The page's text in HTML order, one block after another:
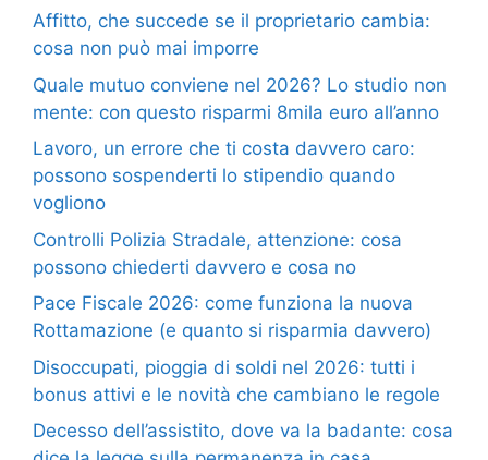
Affitto, che succede se il proprietario cambia:
cosa non può mai imporre
Quale mutuo conviene nel 2026? Lo studio non
mente: con questo risparmi 8mila euro all’anno
Lavoro, un errore che ti costa davvero caro:
possono sospenderti lo stipendio quando
vogliono
Controlli Polizia Stradale, attenzione: cosa
possono chiederti davvero e cosa no
Pace Fiscale 2026: come funziona la nuova
Rottamazione (e quanto si risparmia davvero)
Disoccupati, pioggia di soldi nel 2026: tutti i
bonus attivi e le novità che cambiano le regole
Decesso dell’assistito, dove va la badante: cosa